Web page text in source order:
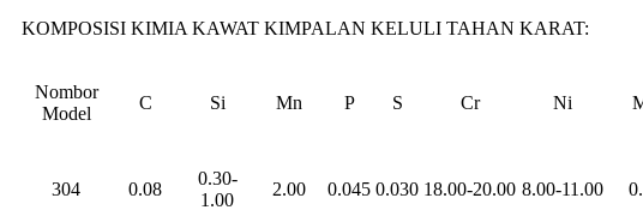
KOMPOSISI KIMIA KAWAT KIMPALAN KELULI TAHAN KARAT:
Nombor
Model
C Si Mn P S Cr Ni
304 0.08
0.30-
1.00
2.00 0.045 0.030 18.00-20.00 8.00-11.00